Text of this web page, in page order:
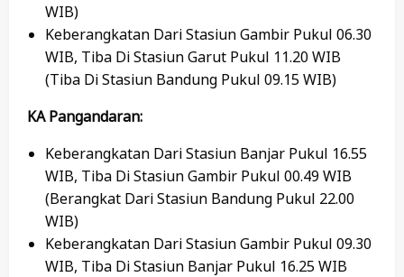
WIB)
Keberangkatan Dari Stasiun Gambir Pukul 06.30
WIB, Tiba Di Stasiun Garut Pukul 11.20 WIB
(tiba Di Stasiun Bandung Pukul 09.15 WIB)
KA Pangandaran:
Keberangkatan Dari Stasiun Banjar Pukul 16.55
WIB, Tiba Di Stasiun Gambir Pukul 00.49 WIB
(berangkat Dari Stasiun Bandung Pukul 22.00
WIB)
Keberangkatan Dari Stasiun Gambir Pukul 09.30
WIB, Tiba Di Stasiun Banjar Pukul 16.25 WIB